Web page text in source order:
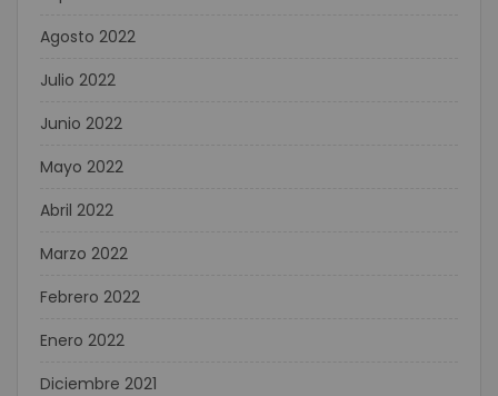
Agosto 2022
Julio 2022
Junio 2022
Mayo 2022
Abril 2022
Marzo 2022
Febrero 2022
Enero 2022
Diciembre 2021